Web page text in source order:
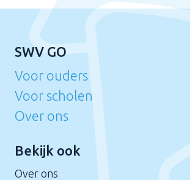
SWV GO
Voor ouders
Voor scholen
Over ons
Bekijk ook
Over ons